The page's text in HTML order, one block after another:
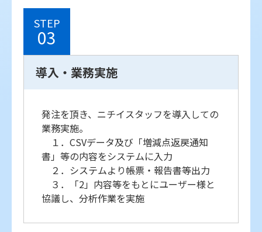
STEP
03
導入・業務実施
発注を頂き、ニチイスタッフを導入しての
業務実施。
１．CSVデータ及び「増減点返戻通知
書」等の内容をシステムに入力
２．システムより帳票・報告書等出力
３．「2」内容等をもとにユーザー様と
協議し、分析作業を実施